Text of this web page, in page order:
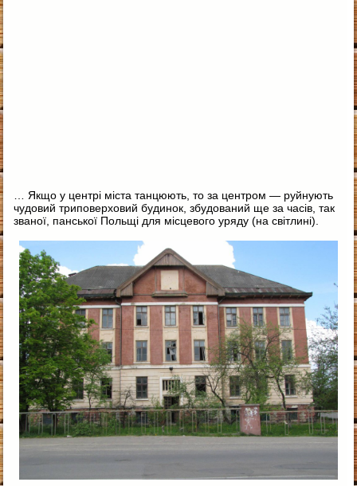
… Якщо у центрі міста танцюють, то за центром — руйнують
чудовий триповерховий будинок, збудований ще за часів, так
званої, панської Польщі для місцевого уряду (на світлині).